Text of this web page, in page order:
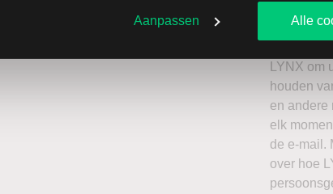
Aanpassen Alle
aan te
LYNX
houden
en andere
elk
de e-mail.
over hoe